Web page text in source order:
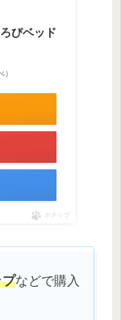
びベッド
ポチップ
などで購入